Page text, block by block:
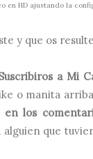
en HD ajustando la
y que os
a Mi
o manita
en los
que